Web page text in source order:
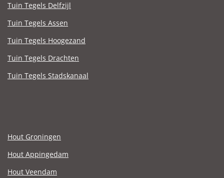
Tuin Tegels Delfzijl
Tuin Tegels Assen
Tuin Tegels Hoogezand
Tuin Tegels Drachten
Tuin Tegels Stadskanaal
Hout Groningen
Hout Appingedam
Hout Veendam